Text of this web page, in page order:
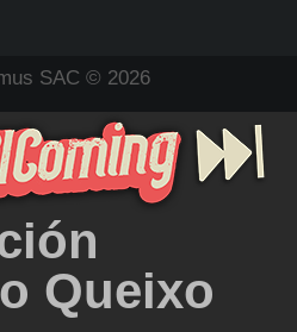
SAC © 2026
Queixo